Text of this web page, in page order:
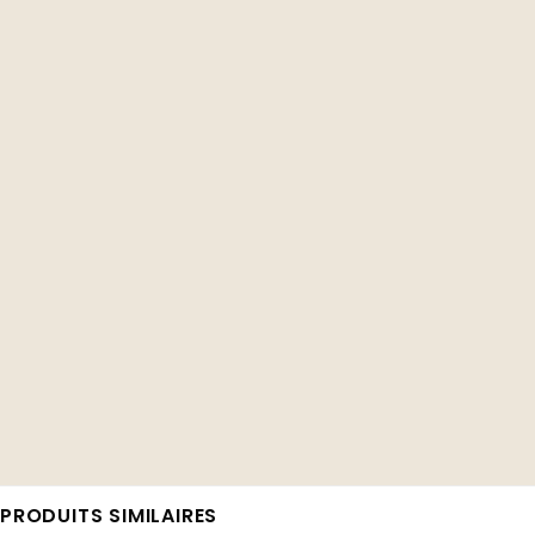
PRODUITS SIMILAIRES